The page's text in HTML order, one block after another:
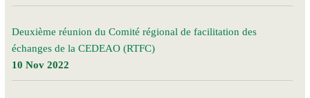
Deuxième réunion du Comité régional de facilitation des
échanges de la CEDEAO (RTFC)
10 Nov 2022